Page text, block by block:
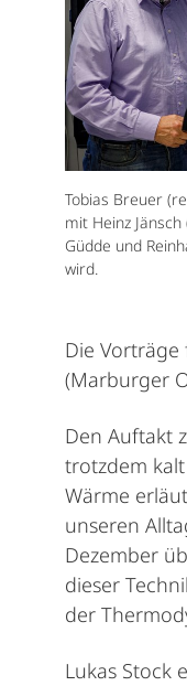
Tobias Breuer
mit Heinz
Güdde und
wird.
Die Vorträge
(Marburger
Den Auftakt
trotzdem
Wärme
unseren
Dezember
dieser
der
Lukas Stock